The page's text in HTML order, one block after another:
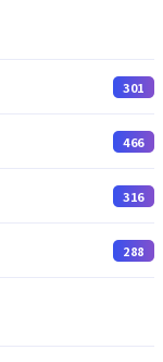
301
466
316
288